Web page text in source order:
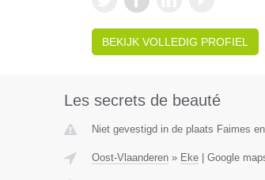
BEKIJK VOLLEDIG PROFIEL
Les secrets de beauté
Niet gevestigd in de plaats Faimes
Oost-Vlaanderen» Eke| Google